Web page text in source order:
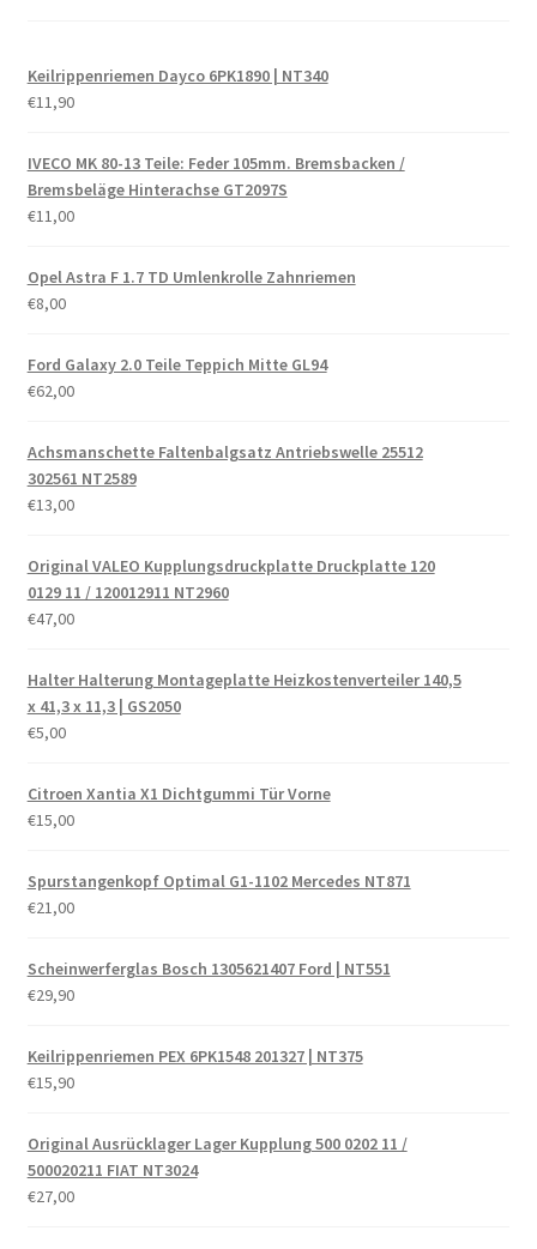
Keilrippenriemen Dayco 6PK1890 | NT340
€11,90
IVECO MK 80-13 Teile: Feder 105mm. Bremsbacken /
Bremsbeläge Hinterachse GT2097S
€11,00
Opel Astra F 1.7 TD Umlenkrolle Zahnriemen
€8,00
Ford Galaxy 2.0 Teile Teppich Mitte GL94
€62,00
Achsmanschette Faltenbalgsatz Antriebswelle 25512
302561 NT2589
€13,00
Original VALEO Kupplungsdruckplatte Druckplatte 120
0129 11 / 120012911 NT2960
€47,00
Halter Halterung Montageplatte Heizkostenverteiler 140,5
x 41,3 x 11,3 | GS2050
€5,00
Citroen Xantia X1 Dichtgummi Tür Vorne
€15,00
Spurstangenkopf Optimal G1-1102 Mercedes NT871
€21,00
Scheinwerferglas Bosch 1305621407 Ford | NT551
€29,90
Keilrippenriemen PEX 6PK1548 201327 | NT375
€15,90
Original Ausrücklager Lager Kupplung 500 0202 11 /
500020211 FIAT NT3024
€27,00